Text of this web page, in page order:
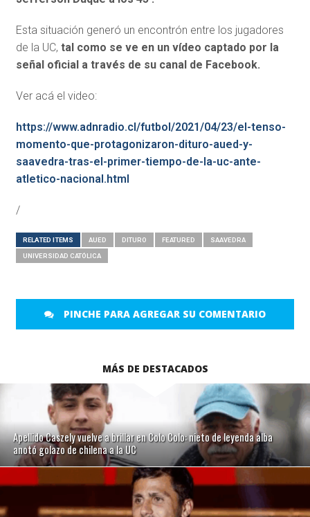
Esta situación generó un encontrón entre los jugadores
de la UC, tal como se ve en un vídeo captado por la
señal oficial a través de su canal de Facebook.
Ver acá el video:
https://www.adnradio.cl/futbol/2021/04/23/el-tenso-
momento-que-protagonizaron-dituro-aued-y-
saavedra-tras-el-primer-tiempo-de-la-uc-ante-
atletico-nacional.html
/
RELATED ITEMS AUED DITURO FEATURED SAAVEDRA
UNIVERSIDAD CATÓLICA
PINCHE PARA AGREGAR SU COMENTARIO
MÁS DE DESTACADOS
Apellido Caszely vuelve a brillar en Colo Colo: nieto de leyenda alba
anotó golazo de chilena a la UC